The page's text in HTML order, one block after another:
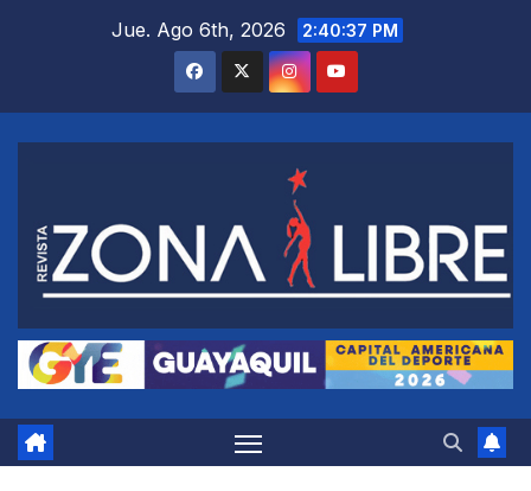
Jue. Ago 6th, 2026 2:40:38 PM